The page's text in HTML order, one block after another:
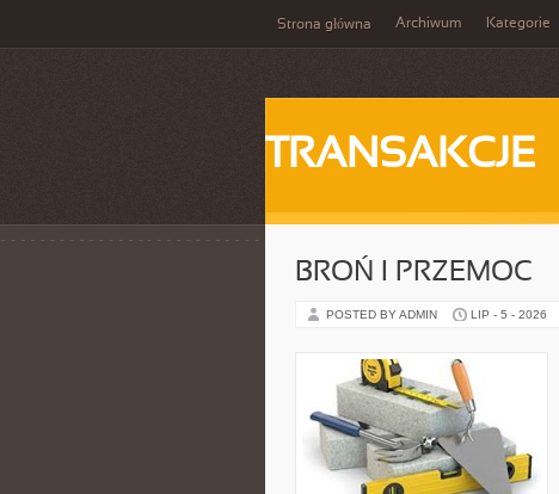
Strona główna Archiwum Kategorie
TRANSAKCJE
BROŃ I PRZEMOC
POSTED BY ADMIN LIP - 5 - 2026